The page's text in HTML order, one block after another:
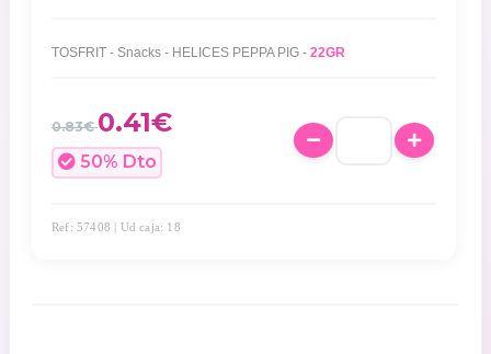
TOSFRIT - Snacks - HELICES PEPPA PIG - 22GR
0.83€0.41€
50% Dto
Ref: 57408 | Ud caja: 18